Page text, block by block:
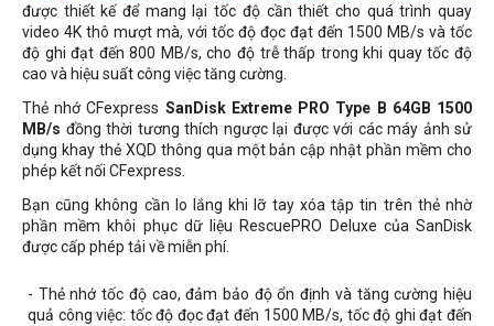
được thiết kế để mang lại tốc độ cần thiết cho quá trình quay
video 4K thô mượt mà, với tốc độ đọc đạt đến 1500 MB/s và tốc
độ ghi đạt đến 800 MB/s, cho độ trễ thấp trong khi quay tốc độ
cao và hiệu suất công việc tăng cường.
Thẻ nhớ CFexpress SanDisk Extreme PRO Type B 64GB 1500
MB/s đồng thời tương thích ngược lại được với các máy ảnh sử
dụng khay thẻ XQD thông qua một bản cập nhật phần mềm cho
phép kết nối CFexpress.
Bạn cũng không cần lo lắng khi lỡ tay xóa tập tin trên thẻ nhờ
phần mềm khôi phục dữ liệu RescuePRO Deluxe của SanDisk
được cấp phép tải về miễn phí.
- Thẻ nhớ tốc độ cao, đảm bảo độ ổn định và tăng cường hiệu
quả công việc: tốc độ đọc đạt đến 1500 MB/s, tốc độ ghi đạt đến